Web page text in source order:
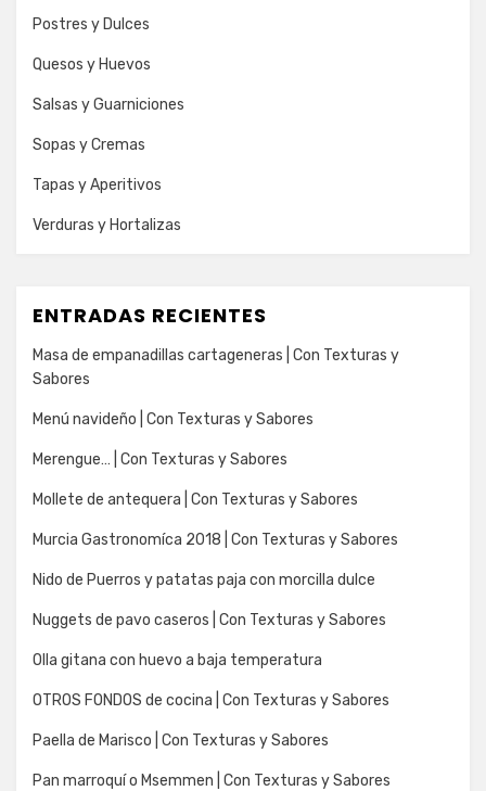
Postres y Dulces
Quesos y Huevos
Salsas y Guarniciones
Sopas y Cremas
Tapas y Aperitivos
Verduras y Hortalizas
ENTRADAS RECIENTES
Masa de empanadillas cartageneras | Con Texturas y
Sabores
Menú navideño | Con Texturas y Sabores
Merengue… | Con Texturas y Sabores
Mollete de antequera | Con Texturas y Sabores
Murcia Gastronomíca 2018 | Con Texturas y Sabores
Nido de Puerros y patatas paja con morcilla dulce
Nuggets de pavo caseros | Con Texturas y Sabores
Olla gitana con huevo a baja temperatura
OTROS FONDOS de cocina | Con Texturas y Sabores
Paella de Marisco | Con Texturas y Sabores
Pan marroquí o Msemmen | Con Texturas y Sabores